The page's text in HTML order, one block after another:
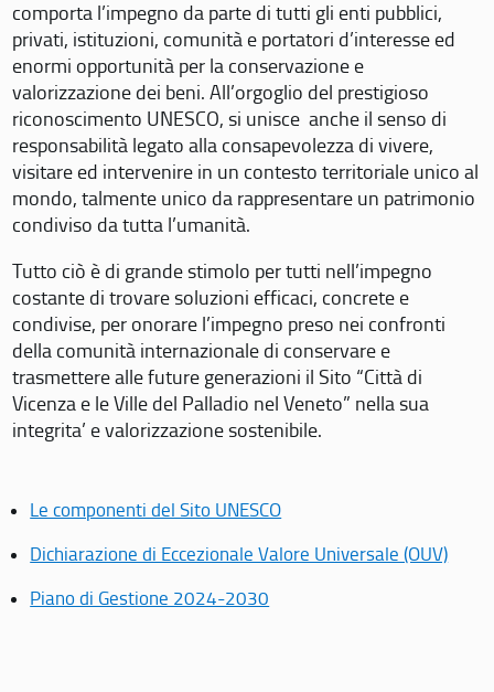
comporta l’impegno da parte di tutti gli enti pubblici,
privati, istituzioni, comunità e portatori d’interesse ed
enormi opportunità per la conservazione e
valorizzazione dei beni. All’orgoglio del prestigioso
riconoscimento UNESCO, si unisce anche il senso di
responsabilità legato alla consapevolezza di vivere,
visitare ed intervenire in un contesto territoriale unico al
mondo, talmente unico da rappresentare un patrimonio
condiviso da tutta l’umanità.
Tutto ciò è di grande stimolo per tutti nell’impegno
costante di trovare soluzioni efficaci, concrete e
condivise, per onorare l’impegno preso nei confronti
della comunità internazionale di conservare e
trasmettere alle future generazioni il Sito “Città di
Vicenza e le Ville del Palladio nel Veneto” nella sua
integrita’ e valorizzazione sostenibile.
Le componenti del Sito UNESCO
Dichiarazione di Eccezionale Valore Universale (OUV)
Piano di Gestione 2024-2030